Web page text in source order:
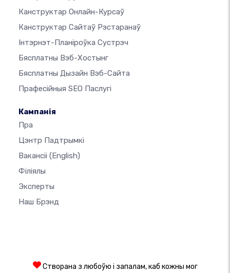
Канструктар Онлайн-Курсаў
Канструктар Сайтаў Рэстаранаў
Інтэрнэт-Планіроўка Сустрэч
Бясплатны Вэб-Хостынг
Бясплатны Дызайн Вэб-Сайта
Прафесійныя SEO Паслугі
Кампанія
Пра
Цэнтр Падтрымкі
Вакансіі (English)
Філіялы
Эксперты
Наш Брэнд
Створана з любоўю і запалам, каб кожны мог